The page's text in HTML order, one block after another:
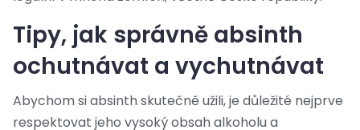
Tipy, jak správně absinth
ochutnávat a vychutnávat
Abychom si absinth skutečně užili, je důležité nejprve
respektovat jeho vysoký obsah alkoholu a